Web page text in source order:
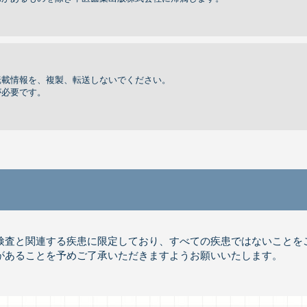
情報を、複製、転送しないでください。
要です。
と関連する疾患に限定しており、すべての疾患ではないこと
ることを予めご了承いただきますようお願いいたします。